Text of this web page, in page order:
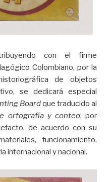
con el firme
Colombiano, por la
de objetos
se dedicará especial
Boardque traducido al
ortografía y conteo; por
de acuerdo con su
funcionamiento,
internacional y nacional.